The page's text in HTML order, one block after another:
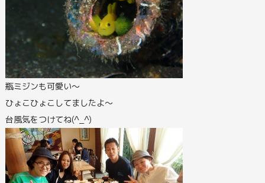
瓶ミジンも可愛い～
ひょこひょこしてましたよ～
台風気をつけてね(^_^)